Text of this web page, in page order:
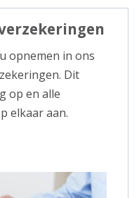
opnemen in ons
Dit
op en alle
elkaar aan.